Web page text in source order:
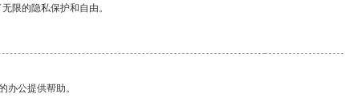
限的隐私保护和自由。
办公提供帮助。